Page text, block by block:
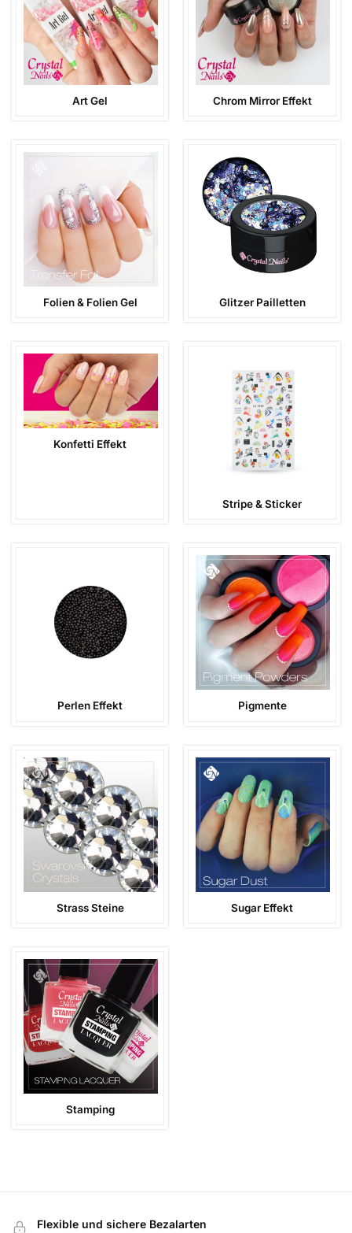
Art Gel Chrom Mirror Effekt
Folien & Folien Gel Glitzer Pailletten
Konfetti Effekt
Stripe & Sticker
Perlen Effekt Pigmente
Strass Steine Sugar Effekt
Stamping
Flexible und sichere Bezalarten